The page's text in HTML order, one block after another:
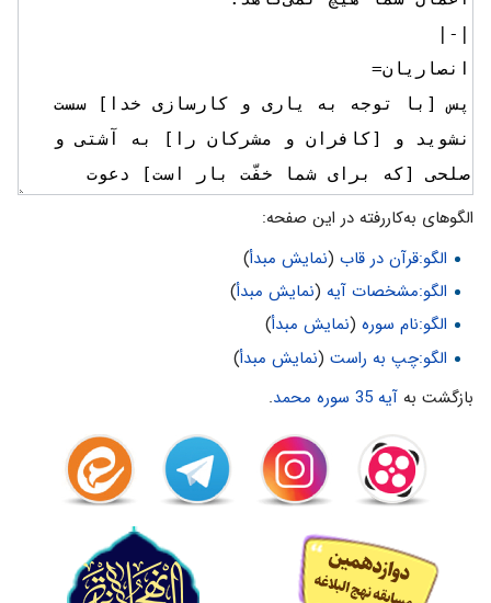
الگوهای به‌کاررفته در این صفحه:
الگو:قرآن در قاب(نمایش مبدأ)
الگو:مشخصات آیه(نمایش مبدأ)
الگو:نام سوره(نمایش مبدأ)
الگو:چپ به راست(نمایش مبدأ)
بازگشت به آیه 35 سوره محمد .